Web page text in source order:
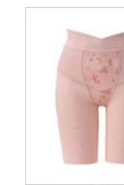
ラジャー
コントロールパワー/
＊サイズ/Ａ～Ｇカッ
ー６５～９５cm ＊